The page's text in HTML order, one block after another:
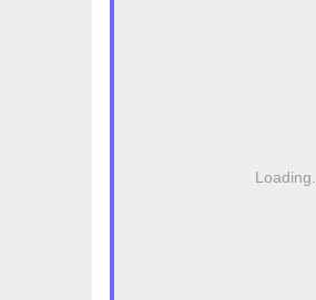
Loading...